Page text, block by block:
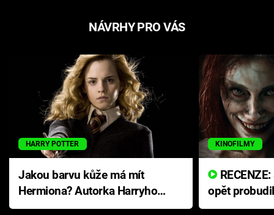
NÁVRHY PRO VÁS
HARRY POTTER
Jakou barvu kůže má mít
Hermiona? Autorka Harryho
Pottera přišla s ráznou
KINOFILMY
opět
přichází s